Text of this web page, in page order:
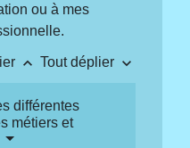
ou à mes
keyboard_arrow_up Tout déplier keyboard_arrow_down
différentes
métiers et